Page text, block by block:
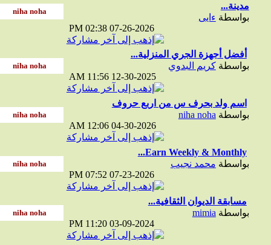
مدينة...
بواسطةءايى
07-26-2026
02:38 PM
أفضل أجهزة الجري المنزلية...
بواسطةكريم البدوي
12-30-2025
11:56 AM
اسم ولد بحرف س من اربع حروف
بواسطةniha noha
04-30-2026
12:06 AM
Earn Weekly & Monthly...
بواسطةمحمد نجيب
07-23-2026
07:52 PM
مسابقة الديوان الثقافية...
بواسطةmimia
03-09-2024
11:20 PM